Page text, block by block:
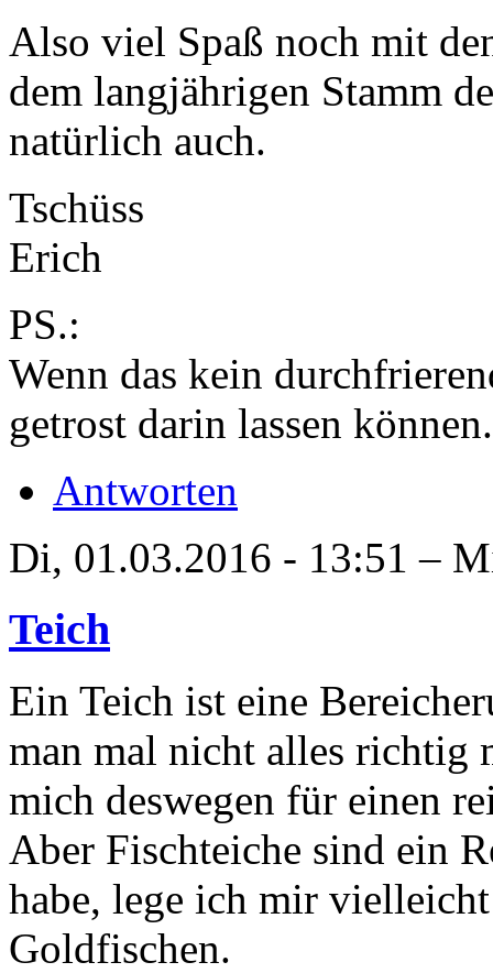
Also viel Spaß noch mit
dem langjährigen Stamm
natürlich auch.
Tschüss
Erich
PS.:
Wenn das kein
getrost darin lassen können.
Antworten
Di, 01.03.2016 - 13:51 –
Teich
Ein Teich ist eine
man mal nicht alles richtig
mich deswegen für einen
Aber Fischteiche sind ein
habe, lege ich mir
Goldfischen.